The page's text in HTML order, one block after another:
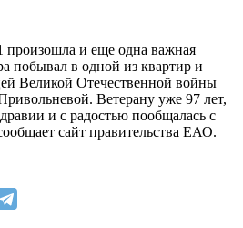
и еще одна важная
побывал в одной из квартир и
Великой Отечественной войны
Ветерану уже 97 лет,
и с радостью пообщалась с
сайт правительства ЕАО.